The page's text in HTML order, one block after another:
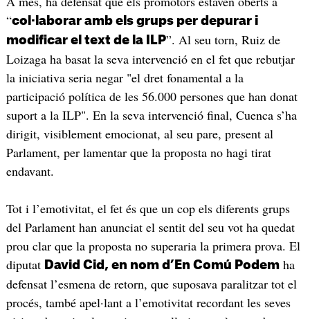
“col·laborar amb els grups per depurar i
modificar el text de la ILP”. Al seu torn, Ruiz de
Loizaga ha basat la seva intervenció en el fet que rebutjar
la iniciativa seria negar "el dret fonamental a la
participació política de les 56.000 persones que han donat
suport a la ILP". En la seva intervenció final, Cuenca s’ha
dirigit, visiblement emocionat, al seu pare, present al
Parlament, per lamentar que la proposta no hagi tirat
endavant.
Tot i l’emotivitat, el fet és que un cop els diferents grups
del Parlament han anunciat el sentit del seu vot ha quedat
prou clar que la proposta no superaria la primera prova. El
diputat David Cid, en nom d’En Comú Podemha
defensat l’esmena de retorn, que suposava paralitzar tot el
procés, també apel·lant a l’emotivitat recordant les seves